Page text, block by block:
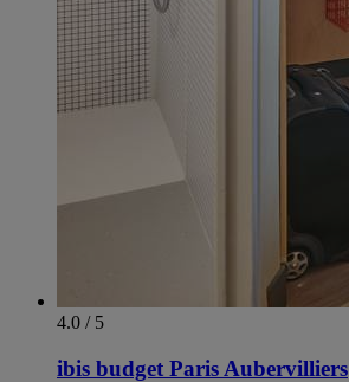
4.0 / 5
ibis budget Paris Aubervilliers